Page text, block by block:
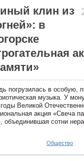
клин из
в
погрузилась в особую,
музыка. У
Великой
акция «Свеча
объединившая сотни
Общество